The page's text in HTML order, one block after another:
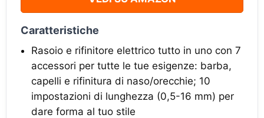
Caratteristiche
Rasoio e rifinitore elettrico tutto in uno con 7
accessori per tutte le tue esigenze: barba,
capelli e rifinitura di naso/orecchie; 10
impostazioni di lunghezza (0,5-16 mm) per
dare forma al tuo stile